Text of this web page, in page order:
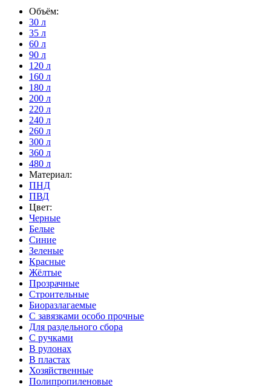
Объём:
30 л
35 л
60 л
90 л
120 л
160 л
180 л
200 л
220 л
240 л
260 л
300 л
360 л
480 л
Материал:
ПНД
ПВД
Цвет:
Черные
Белые
Синие
Зеленые
Красные
Жёлтые
Прозрачные
Строительные
Биоразлагаемые
С завязками особо прочные
Для раздельного сбора
С ручками
В рулонах
В пластах
Хозяйственные
Полипропиленовые